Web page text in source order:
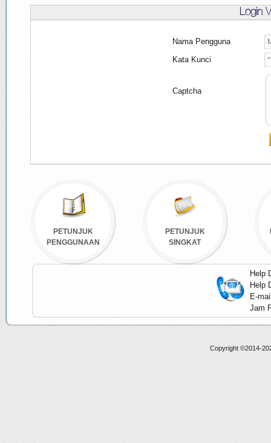
Login
Nama Pengguna
Kata Kunci
Captcha
PETUNJUK
PENGGUNAAN
PETUNJUK
SINGKAT
Help
Help
E-
Jam
Copyright ©2014-